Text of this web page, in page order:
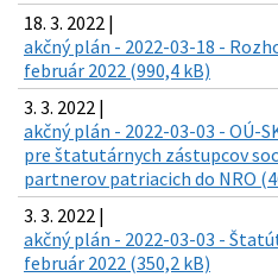
18. 3. 2022 |
akčný plán - 2022-03-18 -
február 2022 (990,4 kB)
3. 3. 2022 |
akčný plán - 2022-03-03 - OÚ-
pre štatutárnych zástupcov
partnerov patriacich do NRO
3. 3. 2022 |
akčný plán - 2022-03-03 -
február 2022 (350,2 kB)